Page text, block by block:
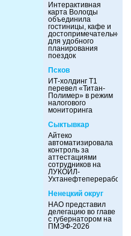
Интерактивная
карта Вологды
объединила
гостиницы, кафе и
достопримечательности
для удобного
планирования
поездок
Псков
ИТ-холдинг Т1
перевел «Титан-
Полимер» в режим
налогового
мониторинга
Сыктывкар
Айтеко
автоматизировала
контроль за
аттестациями
сотрудников на
ЛУКОЙЛ-
Ухтанефтепереработка
Ненецкий округ
НАО представил
делегацию во главе
с губернатором на
ПМЭФ-2026